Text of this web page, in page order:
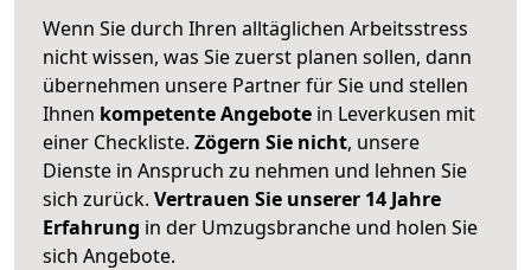
Wenn Sie durch Ihren alltäglichen Arbeitsstress
nicht wissen, was Sie zuerst planen sollen, dann
übernehmen unsere Partner für Sie und stellen
Ihnen kompetente Angebote in Leverkusen mit
einer Checkliste. Zögern Sie nicht, unsere
Dienste in Anspruch zu nehmen und lehnen Sie
sich zurück. Vertrauen Sie unserer 14 Jahre
Erfahrung in der Umzugsbranche und holen Sie
sich Angebote.